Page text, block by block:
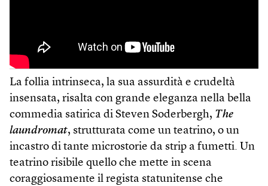
La follia intrinseca, la sua assurdità e crudeltà
insensata, risalta con grande eleganza nella bella
commedia satirica di Steven Soderbergh, The
laundromat, strutturata come un teatrino, o un
incastro di tante microstorie da strip a fumetti. Un
teatrino risibile quello che mette in scena
coraggiosamente il regista statunitense che